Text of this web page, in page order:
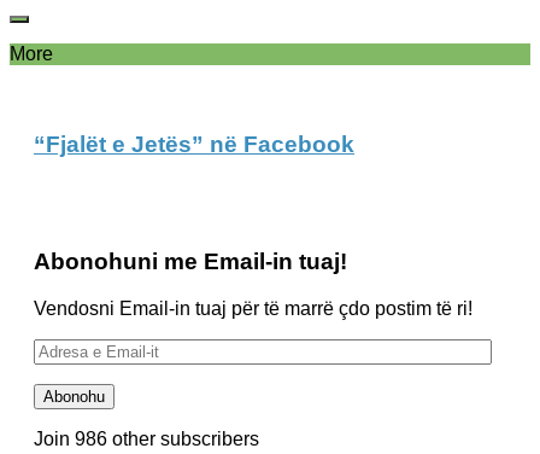
More
“Fjalët e Jetës” në Facebook
Abonohuni me Email-in tuaj!
Vendosni Email-in tuaj për të marrë çdo postim të ri!
Adresa
e
Email-
it
Abonohu
Join 986 other subscribers